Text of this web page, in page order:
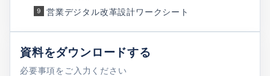
営業デジタル改革設計ワークシート
資料をダウンロードする
必要事項をご入力ください